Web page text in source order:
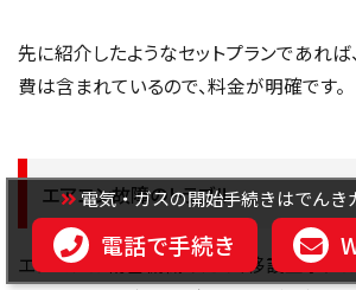
先に紹介したようなセットプランであれば
費は含まれているので、料金が明確です。
エアコン故障のトラブル
エアコンは精密機械のため、移設工事に
電気・ガスの開始手続きはでんき
電話で手続き